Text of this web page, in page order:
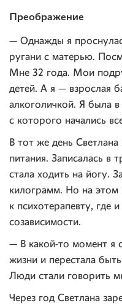
Преображение
— Однажды я
ругани с матерью.
Мне 32 года. Мои
детей. А я — взрослая
алкоголичкой. Я была
с которого начались
В тот же день Светлана
питания. Записалась в
стала ходить на йогу.
килограмм. Но на этом
к психотерапевту, где и
созависимости.
— В какой-то момент я
жизни и перестала
Люди стали говорить
Через год Светлана